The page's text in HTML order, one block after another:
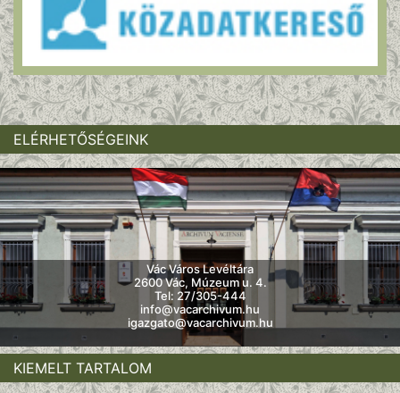
ELÉRHETŐSÉGEINK
Vác Város Levéltára
2600 Vác, Múzeum u. 4.
Tel: 27/305-444
info@vacarchivum.hu
igazgato@vacarchivum.hu
KIEMELT TARTALOM